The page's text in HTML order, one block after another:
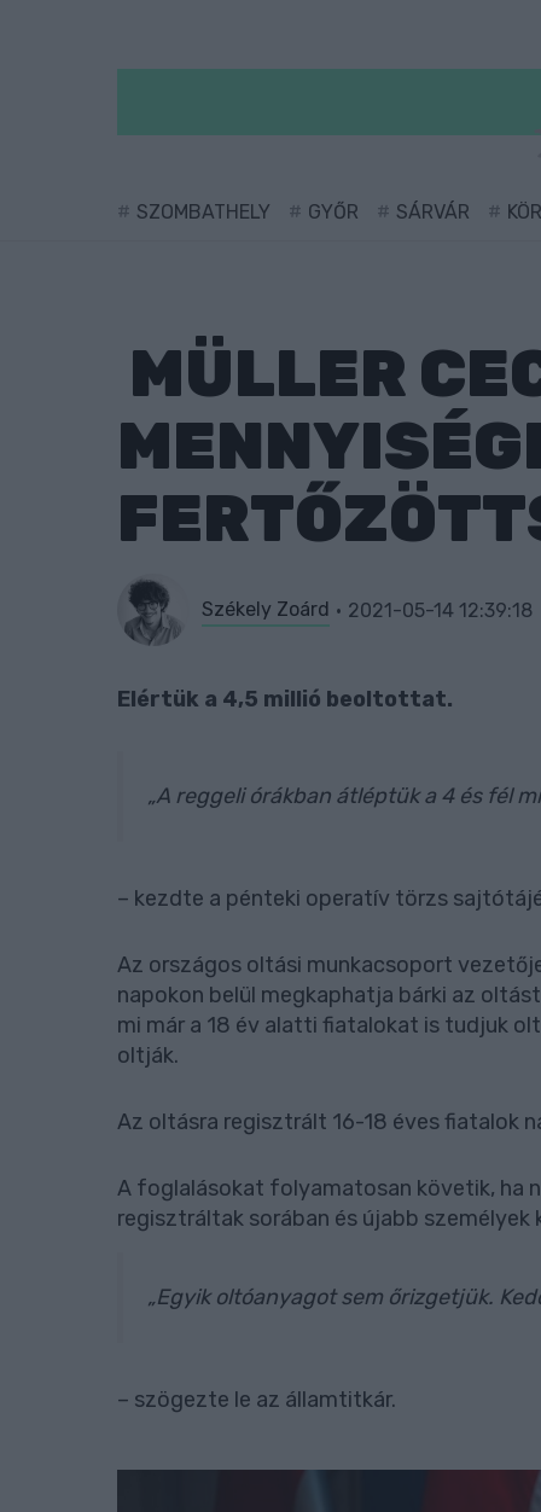
SZOMBATHELY GYŐR SÁRVÁR
MÜLLER
Székely Zoárd 2021-05-14 12:39:18
Elértük a 4,5 millió beoltottat.
„A reggeli órákban átléptük a 4 és fél
– kezdte a pénteki operatív törzs
Az országos oltási munkacsoport
napokon belül megkaphatja bárki az
mi már a 18 év alatti fiatalokat is tudjuk
oltják.
Az oltásra regisztrált 16-18 éves fiatalok
A foglalásokat folyamatosan követik, ha
regisztráltak sorában és újabb
„Egyik oltóanyagot sem őrizgetjük.
– szögezte le az államtitkár.